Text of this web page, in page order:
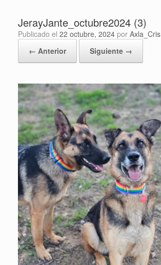
JerayJante_octubre2024 (3)
Publicado el 22 octubre, 2024 por Axla_Cris
← Anterior
Siguiente →